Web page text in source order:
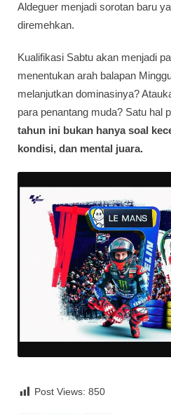
Aldeguer menjadi sorotan baru
diremehkan.
Kualifikasi Sabtu akan menjadi
menentukan arah balapan
melanjutkan dominasinya?
para penantang muda? Satu hal
tahun ini bukan hanya soal
kondisi, dan mental juara.
Post Views: 850